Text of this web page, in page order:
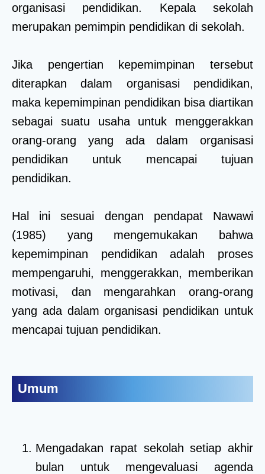
organisasi pendidikan. Kepala sekolah
merupakan pemimpin pendidikan di sekolah.
Jika pengertian kepemimpinan tersebut
diterapkan dalam organisasi pendidikan,
maka kepemimpinan pendidikan bisa diartikan
sebagai suatu usaha untuk menggerakkan
orang-orang yang ada dalam organisasi
pendidikan untuk mencapai tujuan
pendidikan.
Hal ini sesuai dengan pendapat Nawawi
(1985) yang mengemukakan bahwa
kepemimpinan pendidikan adalah proses
mempengaruhi, menggerakkan, memberikan
motivasi, dan mengarahkan orang-orang
yang ada dalam organisasi pendidikan untuk
mencapai tujuan pendidikan.
Umum
Mengadakan rapat sekolah setiap akhir
bulan untuk mengevaluasi agenda